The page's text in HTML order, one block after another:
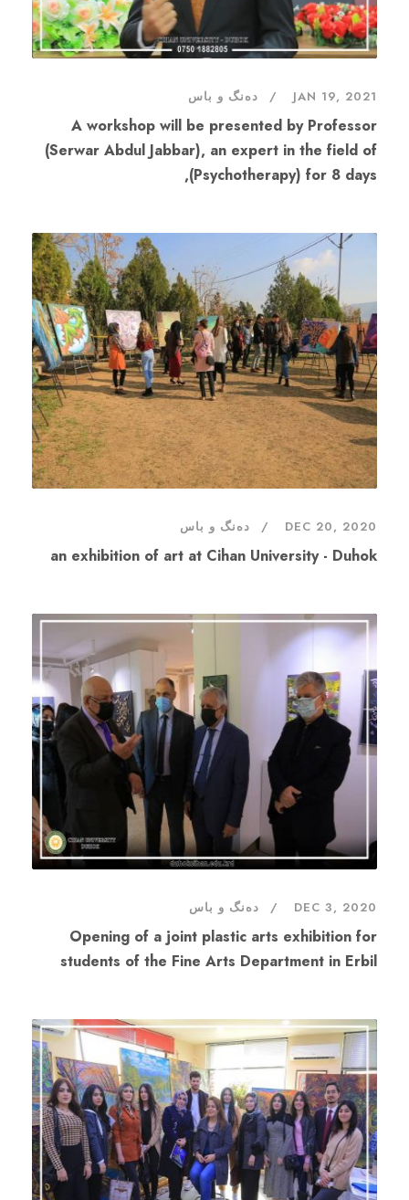
JAN 19, 2021 دەنگ و باس
A workshop will be presented by Professor
(Serwar Abdul Jabbar), an expert in the field of
(Psychotherapy) for 8 days,
DEC 20, 2020 دەنگ و باس
an exhibition of art at Cihan University - Duhok
DEC 3, 2020 دەنگ و باس
Opening of a joint plastic arts exhibition for
students of the Fine Arts Department in Erbil